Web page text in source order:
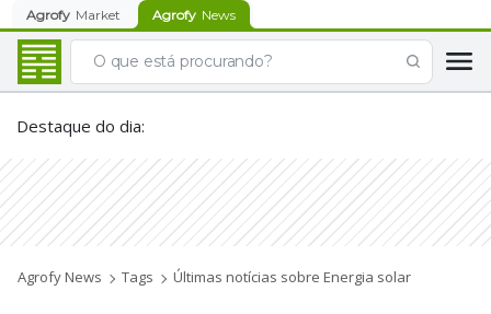
Agrofy Market Agrofy News
Destaque do dia:
Agrofy News Tags Últimas notícias sobre Energia solar